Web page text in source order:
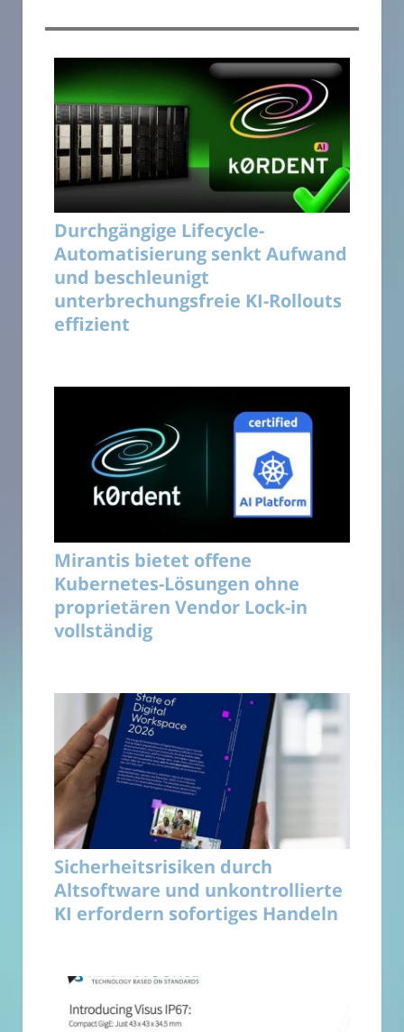
Durchgängige Lifecycle-
Automatisierung senkt Aufwand
und beschleunigt
unterbrechungsfreie KI-Rollouts
effizient
Mirantis bietet offene
Kubernetes-Lösungen ohne
proprietären Vendor Lock-in
vollständig
Sicherheitsrisiken durch
Altsoftware und unkontrollierte
KI erfordern sofortiges Handeln